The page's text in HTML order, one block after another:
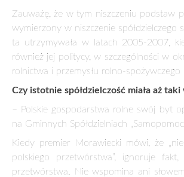
Zauważę, że w tym niszczeniu podstaw
wymierzony w niszczenie
ta utrzymywała w latach 2005-2007,
również jej politycy, w szczególności w
rolnictwa i przemysłu rolno-
Czy istotnie spółdzielczość miała aż
– Polskie gospodarstwa rolne swój byt
na Gminnych Spółdzielniach „Samopomoc
Kiedy premier Morawiecki mówi, że
polskiego przetwórstwa”, ignoruje
przetwórstwa. Nie wspomina ani